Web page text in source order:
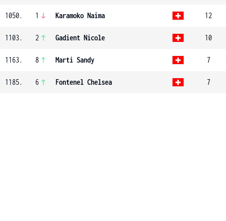
1050. 1 Karamoko Naima 12
1103. 2 Gadient Nicole 10
1163. 8 Marti Sandy 7
1185. 6 Fontenel Chelsea 7